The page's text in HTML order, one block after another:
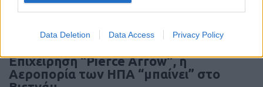
Data Deletion Data Access Privacy Policy
Επιχείρηση “Pierce Arrow”, η
Αεροπορία των ΗΠΑ “μπαίνει” στο